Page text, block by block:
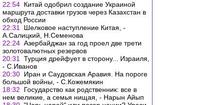
22:54 Китай одобрил создание Украиной
маршрута доставки грузов через Казахстан в
обход России
22:31
Шелковое наступление Китая, -
А.Салицкий, Н.Семенова
22:24 Азербайджан за год проел две трети
золотовалютных резервов
20:31
Турция дрейфует в сторону... Израиля,
- С.Иванов
20:30 Иран и Саудовская Аравия. На пороге
большой войны, - С.Кожемякин
18:32
Государство как родственник: все в
нем великие, а семья нищая, - Нарын Айып